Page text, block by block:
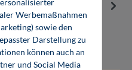
einführen,
verbessern und
30 Jahr…Mehr
Werbemaßnahmen
sowie den
Darstellung zu
können auch an
und Social Media